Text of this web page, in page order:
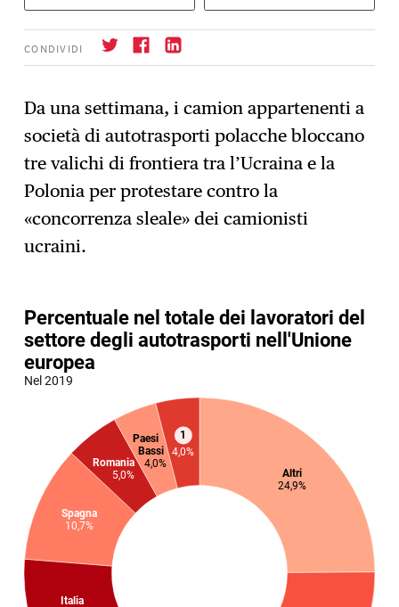
CONDIVIDI
→ Iscrizione
Da una settimana, i camion appartenenti a
società di autotrasporti polacche bloccano
tre valichi di frontiera tra l’Ucraina e la
Polonia per protestare contro la
«concorrenza sleale» dei camionisti
ucraini.